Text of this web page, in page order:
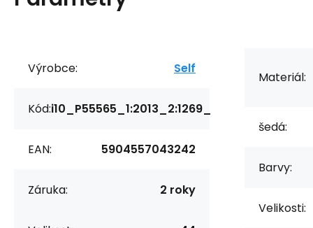
Výrobce: Self
Kód:i10_P55565_1:2013_2:1269_
EAN: 5904557043242
Záruka: 2 roky
Materiál:
šedá:
Barvy:
Velikosti: